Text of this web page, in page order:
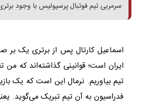
سرمربی تیم فوتبال پرسپولیس با وجود
اسماعیل کارتال پس از برتری یک بر
ایران است؛ قوانینی گذاشته‌اند که من
تیم بیاوریم. نرمال این است که یک
فدراسیون به آن تیم تبریک می‌گوید.